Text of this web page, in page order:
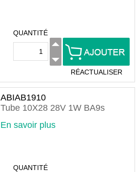
QUANTITÉ
RÉACTUALISER
ABIAB1910
Tube 10X28 28V 1W BA9s
En savoir plus
QUANTITÉ